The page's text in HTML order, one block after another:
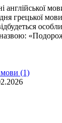
англійської
грецької
назвою: